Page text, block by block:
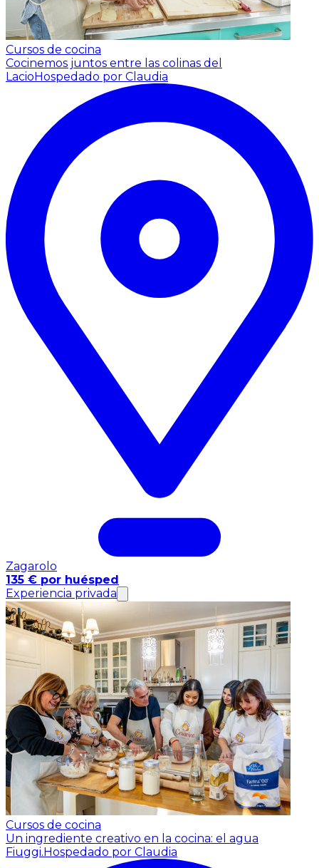
Cursos de cocina
Cocinemos juntos entre las colinas del
LacioHospedado por Claudia
Zagarolo
135 € por huésped
Experiencia privada
Cursos de cocina
Un ingrediente creativo en la cocina: el agua
Fiuggi.Hospedado por Claudia